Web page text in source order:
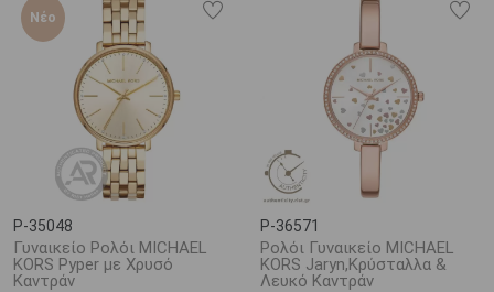
Νέο
P-35048
Γυναικείο Ρολόι MICHAEL
KORS Pyper με Χρυσό
Καντράν
P-36571
Ρολόι Γυναικείο MICHAEL
KORS Jaryn,Κρύσταλλα &
Λευκό Καντράν